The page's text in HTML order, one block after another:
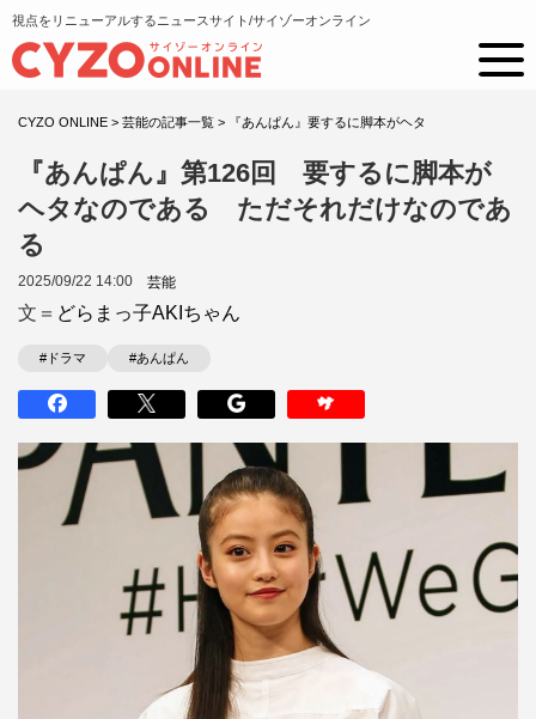
視点をリニューアルするニュースサイト/サイゾーオンライン
CYZO ONLINE > 芸能の記事一覧 > 『あんぱん』要するに脚本がヘタ
『あんぱん』第126回 要するに脚本が
ヘタなのである ただそれだけなのであ
る
2025/09/22 14:00 芸能
文＝ どらまっ子AKIちゃん
#ドラマ #あんぱん